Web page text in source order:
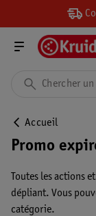
Accueil
Promo
Toutes les actions
dépliant. Vous
catégorie.